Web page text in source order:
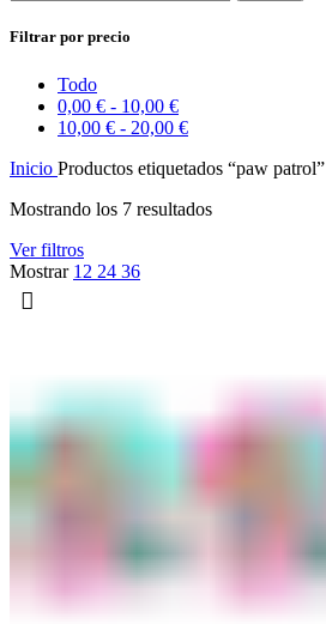
Filtrar por precio
Todo
0,00 € - 10,00 €
10,00 € - 20,00 €
Inicio Productos etiquetados “paw patrol”
Mostrando los 7 resultados
Ver filtros
Mostrar 12 24 36